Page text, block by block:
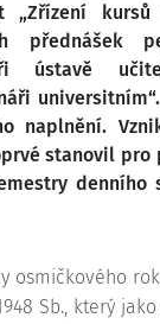
„Zřízení
přednášek
ústavě
naplnění.
stanovil
denního
osmičkového
Sb., který